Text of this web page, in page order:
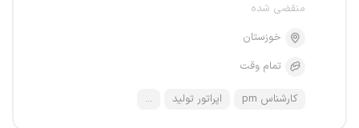
منقضی شده
خوزستان
تمام وقت
کارشناس pm اپراتور تولید ...